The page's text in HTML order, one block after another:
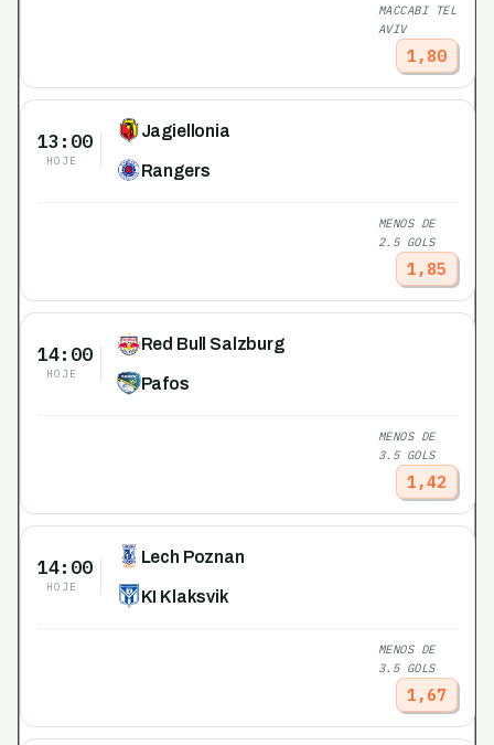
MACCABI TEL
AVIV
1,80
13:00
HOJE
Jagiellonia
Rangers
MENOS DE
2.5 GOLS
1,85
14:00
HOJE
Red Bull Salzburg
Pafos
MENOS DE
3.5 GOLS
1,42
14:00
HOJE
Lech Poznan
KI Klaksvik
MENOS DE
3.5 GOLS
1,67